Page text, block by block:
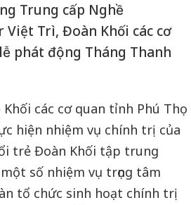
Trung cấp Nghề
Việt Trì, Đoàn Khối các cơ
phát động Tháng Thanh
các cơ quan tỉnh Phú Thọ
hiện nhiệm vụ chính trị của
trẻ Đoàn Khối tập trung
số nhiệm vụ trọng tâm
tổ chức sinh hoạt chính trị